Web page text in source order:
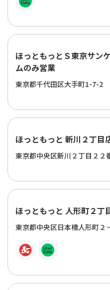
ほっともっとＳ東京サ
ムのみ営業
東京都千代田区大手町1-7-2
ほっともっと 新川２丁目
東京都中央区新川２丁目２２
ほっともっと 人形町２丁
東京都中央区日本橋人形町２